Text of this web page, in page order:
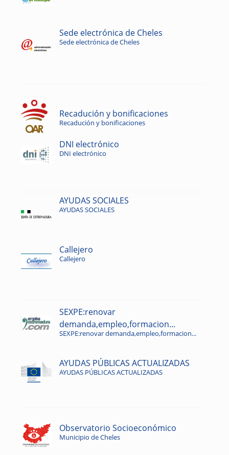
Sede electrónica de Cheles
Sede electrónica de Cheles
Recadución y bonificaciones
Recadución y bonificaciones
DNI electrónico
DNI electrónico
AYUDAS SOCIALES
AYUDAS SOCIALES
Callejero
Callejero
SEXPE:renovar
demanda,empleo,formacion...
SEXPE:renovar demanda,empleo,formacion...
AYUDAS PÚBLICAS ACTUALIZADAS
AYUDAS PÚBLICAS ACTUALIZADAS
Observatorio Socioeconómico
Municipio de Cheles